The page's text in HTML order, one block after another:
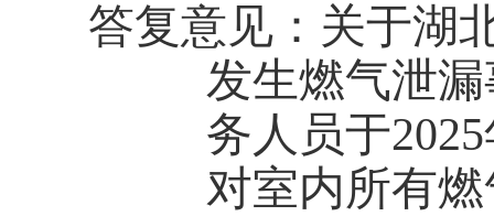
答复意见：关于湖
发生燃气泄
务人员于
对室内所有